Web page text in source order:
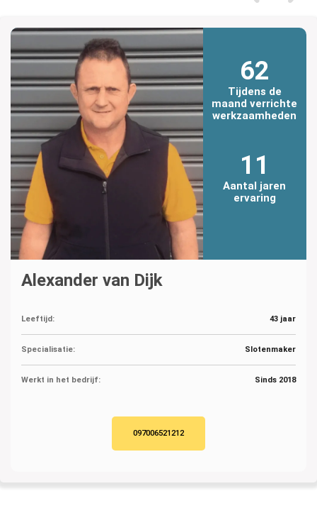
62
Tijdens de
maand verrichte
werkzaamheden
11
Aantal jaren
ervaring
Alexander van Dijk
Leeftijd: 43 jaar
Specialisatie: Slotenmaker
Werkt in het bedrijf: Sinds 2018
097006521212